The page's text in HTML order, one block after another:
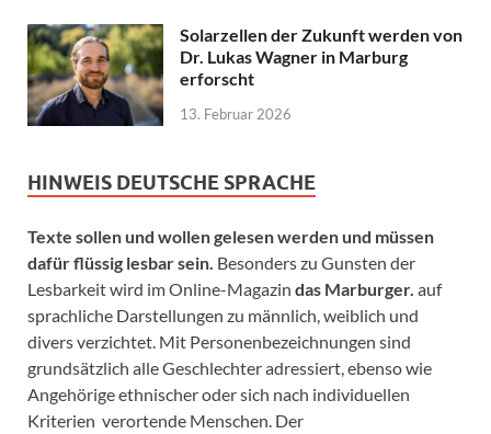
Solarzellen der Zukunft werden von
Dr. Lukas Wagner in Marburg
erforscht
13. Februar 2026
HINWEIS DEUTSCHE SPRACHE
Texte sollen und wollen gelesen werden und müssen
dafür flüssig lesbar sein. Besonders zu Gunsten der
Lesbarkeit wird im Online-Magazin das Marburger. auf
sprachliche Darstellungen zu männlich, weiblich und
divers verzichtet. Mit Personenbezeichnungen sind
grundsätzlich alle Geschlechter adressiert, ebenso wie
Angehörige ethnischer oder sich nach individuellen
Kriterien verortende Menschen. Der